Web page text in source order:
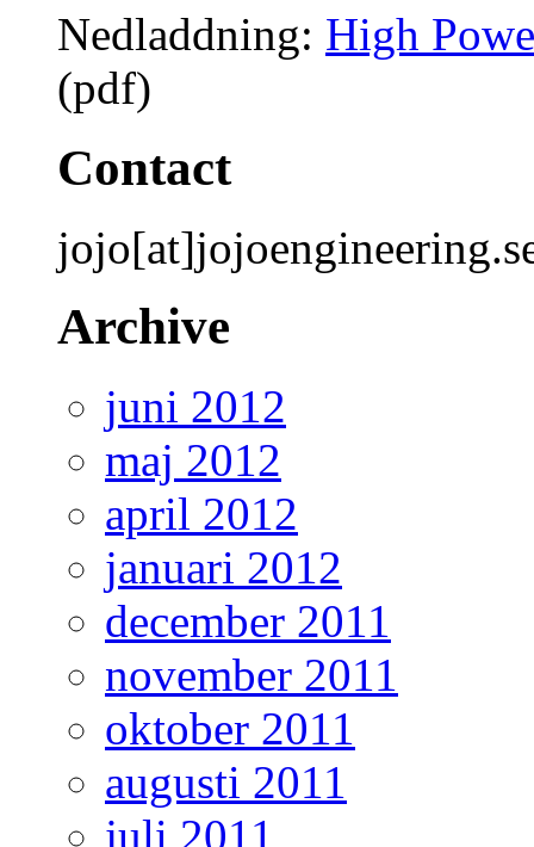
Nedladdning: High
(pdf)
Contact
Archive
juni 2012
maj 2012
april 2012
januari 2012
december 2011
november 2011
oktober 2011
augusti 2011
juli 2011